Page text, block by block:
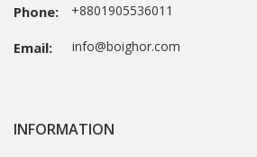
Phone: +8801905536011
Email: info@boighor.com
INFORMATION